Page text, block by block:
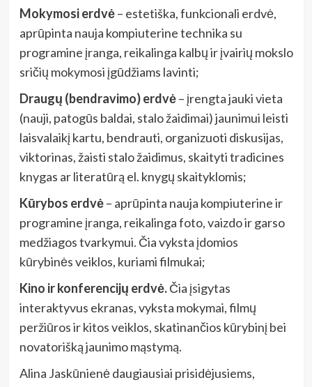
Mokymosi erdvė– estetiška, funkcionali erdvė,
aprūpinta nauja kompiuterine technika su
programine įranga, reikalinga kalbų ir įvairių mokslo
sričių mokymosi įgūdžiams lavinti;
Draugų (bendravimo) erdvė– įrengta jauki vieta
(nauji, patogūs baldai, stalo žaidimai) jaunimui leisti
laisvalaikį kartu, bendrauti, organizuoti diskusijas,
viktorinas, žaisti stalo žaidimus, skaityti tradicines
knygas ar literatūrą el. knygų skaityklomis;
Kūrybos erdvė– aprūpinta nauja kompiuterine ir
programine įranga, reikalinga foto, vaizdo ir garso
medžiagos tvarkymui. Čia vyksta įdomios
kūrybinės veiklos, kuriami filmukai;
Kino ir konferencijų erdvė.Čia įsigytas
interaktyvus ekranas, vyksta mokymai, filmų
peržiūros ir kitos veiklos, skatinančios kūrybinį bei
novatorišką jaunimo mąstymą.
Alina Jaskūnienė daugiausiai prisidėjusiems,